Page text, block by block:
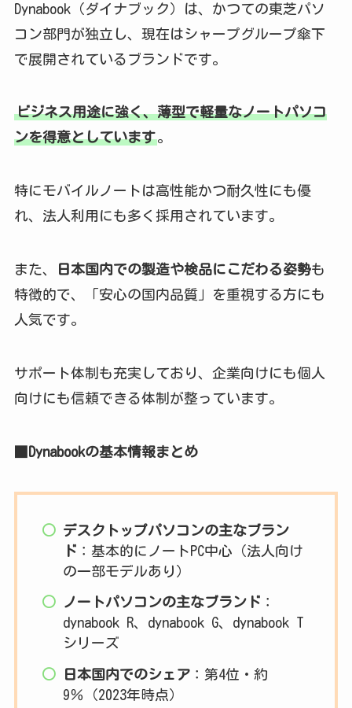
Dynabook（ダイナブック）は、かつての東芝パソ
コン部門が独立し、現在はシャープグループ傘下
で展開されているブランドです。
ビジネス用途に強く、薄型で軽量なノートパソコ
ンを得意としています。
特にモバイルノートは高性能かつ耐久性にも優
れ、法人利用にも多く採用されています。
また、 日本国内での製造や検品にこだわる姿勢も
特徴的で、「安心の国内品質」を重視する方にも
人気です。
サポート体制も充実しており、企業向けにも個人
向けにも信頼できる体制が整っています。
■Dynabookの基本情報まとめ
デスクトップパソコンの主なブラン
ド ：基本的にノートPC中心（法人向け
の一部モデルあり）
ノートパソコンの主なブランド ：
dynabook R、dynabook G、dynabook T
シリーズ
日本国内でのシェア ：第4位・約
9％（2023年時点）